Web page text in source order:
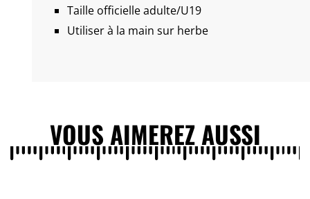
Taille officielle adulte/U19
Utiliser à la main sur herbe
VOUS AIMEREZ AUSSI